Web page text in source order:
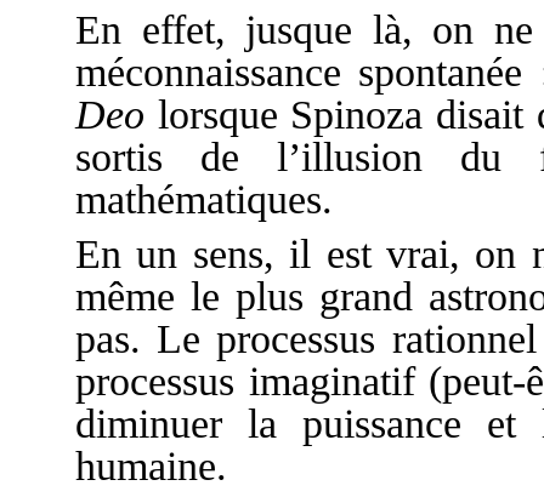
En effet, jusque là, on
méconnaissance
Deo lorsque Spinoza disait
sortis de l’illusion du
mathématiques.
En un sens, il est vrai, on
même le plus grand
pas. Le processus
processus imaginatif (peut-
diminuer la puissance et
humaine.